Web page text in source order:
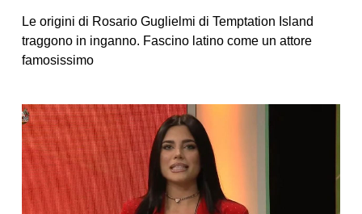
Le origini di Rosario Guglielmi di Temptation Island
traggono in inganno. Fascino latino come un attore
famosissimo